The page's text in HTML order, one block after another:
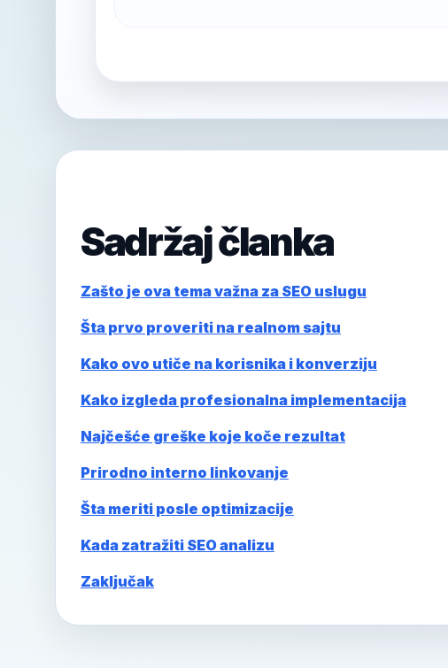
Sadržaj članka
Zašto je ova tema važna za SEO uslugu
Šta prvo proveriti na realnom sajtu
Kako ovo utiče na korisnika i konverziju
Kako izgleda profesionalna implementacija
Najčešće greške koje koče rezultat
Prirodno interno linkovanje
Šta meriti posle optimizacije
Kada zatražiti SEO analizu
Zaključak